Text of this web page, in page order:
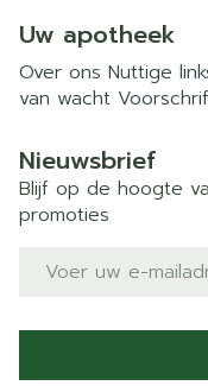
Uw apotheek
Over ons Nuttige
van wacht
Nieuwsbrief
Blijf op de hoogte
promoties
E-mail adres